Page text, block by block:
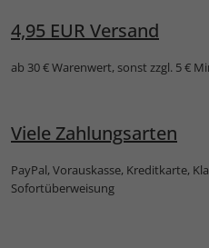
4,95 EUR Versand
ab 30 € Warenwert, sonst zzgl. 5 €
Viele Zahlungsarten
PayPal, Vorauskasse, Kreditkarte,
Sofortüberweisung